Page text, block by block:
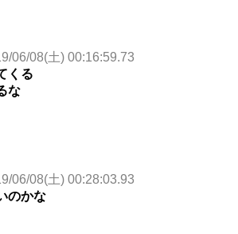
06/08(土) 00:16:59.73
くる
な
06/08(土) 00:28:03.93
のかな